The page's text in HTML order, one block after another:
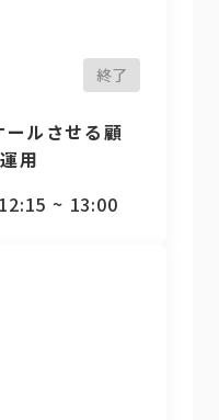
終了
ルさせる顧
用
~ 13:00